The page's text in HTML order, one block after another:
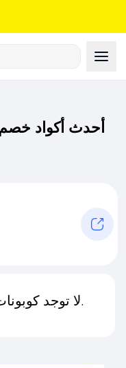
أحدث أكواد
لا توجد كوبونات متاحة لـهذا المتجر حاليًا.